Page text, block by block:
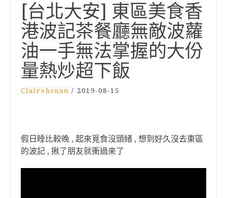
[台北大安] 東區美食香
港波記茶餐廳無敵波蘿
油一手無法掌握的大份
量熱炒超下飯
Clairehsuan / 2019-08-15
假日睡比較晚 , 起來覓食沒頭緒 , 想到好久沒去東區
的波記 , 揪了朋友就衝過來了